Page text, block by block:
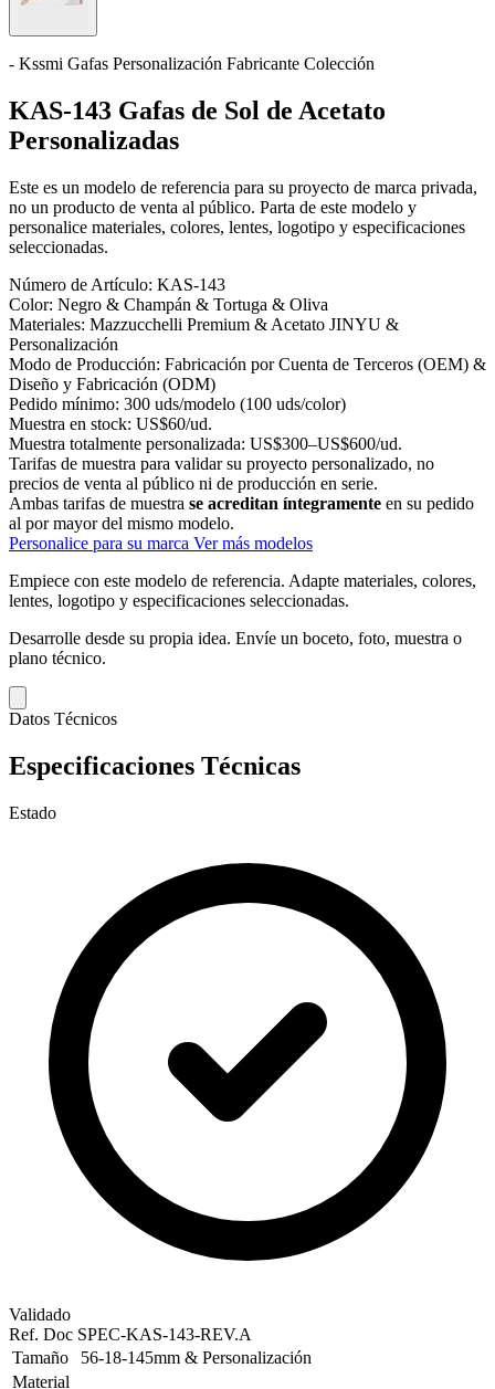
- Kssmi Gafas Personalización Fabricante Colección
KAS-143 Gafas de Sol de Acetato
Personalizadas
Este es un modelo de referencia para su proyecto de marca privada,
no un producto de venta al público. Parta de este modelo y
personalice materiales, colores, lentes, logotipo y especificaciones
seleccionadas.
Número de Artículo: KAS-143
Color: Negro & Champán & Tortuga & Oliva
Materiales: Mazzucchelli Premium & Acetato JINYU &
Personalización
Modo de Producción: Fabricación por Cuenta de Terceros (OEM) &
Diseño y Fabricación (ODM)
Pedido mínimo: 300 uds/modelo (100 uds/color)
Muestra en stock: US$60/ud.
Muestra totalmente personalizada: US$300–US$600/ud.
Tarifas de muestra para validar su proyecto personalizado, no
precios de venta al público ni de producción en serie.
Ambas tarifas de muestra se acreditan íntegramente en su pedido
al por mayor del mismo modelo.
Personalice para su marca Ver más modelos
Empiece con este modelo de referencia. Adapte materiales, colores,
lentes, logotipo y especificaciones seleccionadas.
Desarrolle desde su propia idea. Envíe un boceto, foto, muestra o
plano técnico.
Datos Técnicos
Especificaciones Técnicas
Estado
Validado
Ref. Doc SPEC-KAS-143-REV.A
Tamaño
56-18-145mm & Personalización
Material